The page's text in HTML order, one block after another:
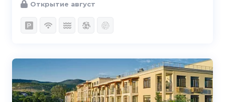
Открытие август